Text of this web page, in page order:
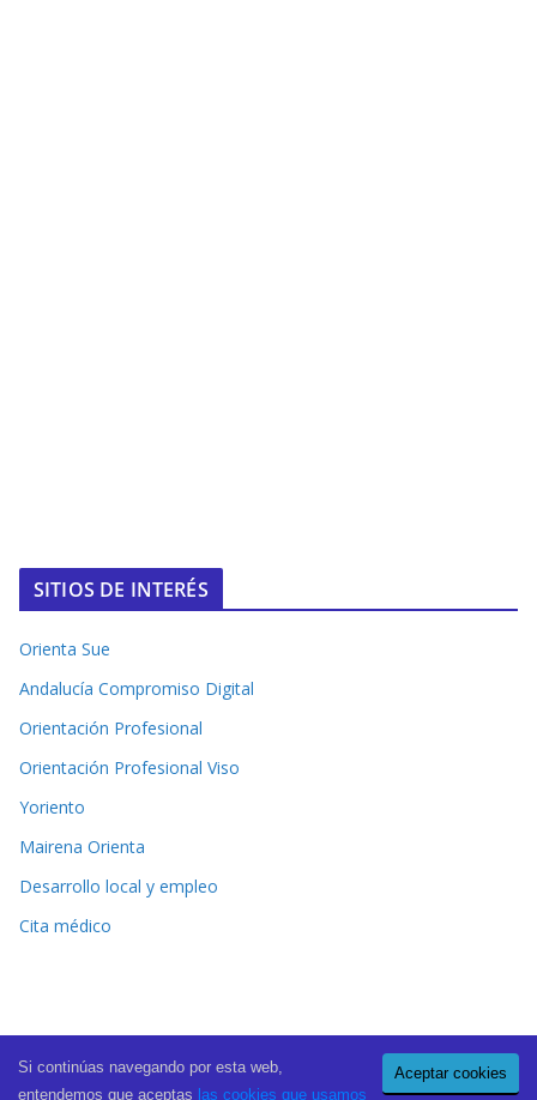
SITIOS DE INTERÉS
Orienta Sue
Andalucía Compromiso Digital
Orientación Profesional
Orientación Profesional Viso
Yoriento
Mairena Orienta
Desarrollo local y empleo
Cita médico
Copyright © 2026El Periódico de Mairena
. All rights reserved.
Aceptar cookies
Si continúas navegando por esta web,
entendemos que aceptas las cookies que usamos